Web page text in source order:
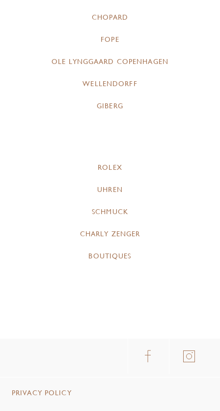
CHOPARD
FOPE
OLE LYNGGAARD COPENHAGEN
WELLENDORFF
GIBERG
ROLEX
UHREN
SCHMUCK
CHARLY ZENGER
BOUTIQUES
PRIVACY POLICY